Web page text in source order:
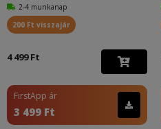
2-4 munkanap
200 Ft visszajár
4 499 Ft
FirstApp ár
3 499 Ft